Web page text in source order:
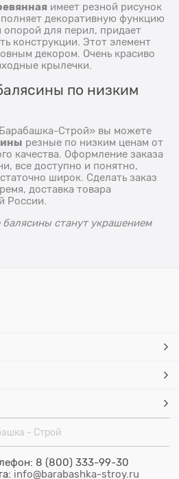
имеет резной рисунок
декоративную функцию
опорой для перил, придает
конструкции. Этот элемент
декором. Очень красиво
крылечки.
по низким
Строй» вы можете
резные по низким ценам от
качества. Оформление заказа
все доступно и понятно,
широк. Сделать заказ
доставка товара
России.
станут украшением
- Строй
8 (800) 333-99-30
info@barabashka-stroy.ru